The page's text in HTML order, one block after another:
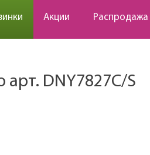
Акции Распродажа
арт. DNY7827C/S